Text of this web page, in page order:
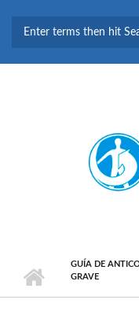
BÚSQUEDA
GUÍA DE
GRAVE